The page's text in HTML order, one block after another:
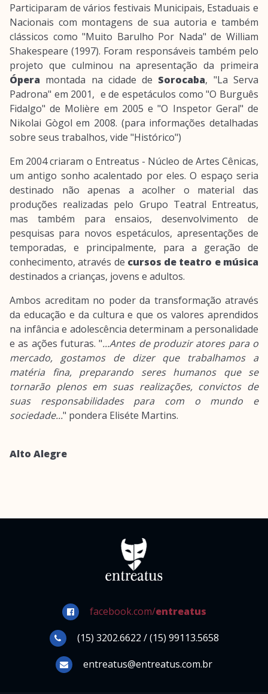
Participaram de vários festivais Municipais, Estaduais e
Nacionais com montagens de sua autoria e também
clássicos como "Muito Barulho Por Nada" de William
Shakespeare (1997). Foram responsáveis também pelo
projeto que culminou na apresentação da primeira
Ópera montada na cidade de Sorocaba, "La Serva
Padrona" em 2001, e de espetáculos como "O Burguês
Fidalgo" de Molière em 2005 e "O Inspetor Geral" de
Nikolai Gògol em 2008. (para informações detalhadas
sobre seus trabalhos, vide "Histórico")
Em 2004 criaram o Entreatus - Núcleo de Artes Cênicas,
um antigo sonho acalentado por eles. O espaço seria
destinado não apenas a acolher o material das
produções realizadas pelo Grupo Teatral Entreatus,
mas também para ensaios, desenvolvimento de
pesquisas para novos espetáculos, apresentações de
temporadas, e principalmente, para a geração de
conhecimento, através de cursos de teatro e música
destinados a crianças, jovens e adultos.
Ambos acreditam no poder da transformação através
da educação e da cultura e que os valores aprendidos
na infância e adolescência determinam a personalidade
e as ações futuras. "...Antes de produzir atores para o
mercado, gostamos de dizer que trabalhamos a
matéria fina, preparando seres humanos que se
tornarão plenos em suas realizações, convictos de
suas responsabilidades para com o mundo e
sociedade..." pondera Eliséte Martins.
Alto Alegre
facebook.com/entreatus
(15) 3202.6622 / (15) 99113.5658
entreatus@entreatus.com.br